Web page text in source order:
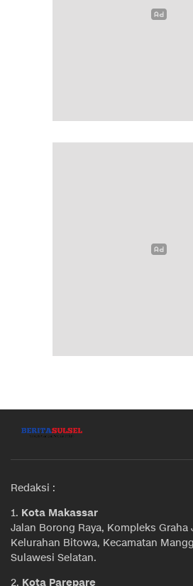
Redaksi :
1. Kota Makassar
Jalan Borong Raya, Kompleks Graha
Kelurahan Bitowa, Kecamatan
Sulawesi Selatan.
2. Kota Parepare